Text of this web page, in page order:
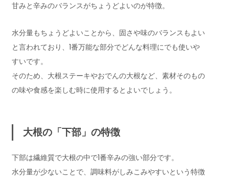
甘みと辛みのバランスがちょうどよいのが特徴。
水分量もちょうどよいことから、固さや味のバランスもよい
と言われており、1番万能な部分でどんな料理にでも使いや
すいです。
そのため、大根ステーキやおでんの大根など、素材そのもの
の味や食感を楽しむ時に使用するとよいでしょう。
大根の「下部」の特徴
下部は繊維質で大根の中で1番辛みの強い部分です。
水分量が少ないことで、調味料がしみこみやすいという特徴